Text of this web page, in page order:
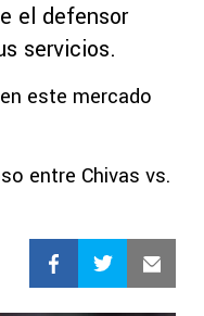
el defensor
servicios.
este mercado
entre Chivas vs.